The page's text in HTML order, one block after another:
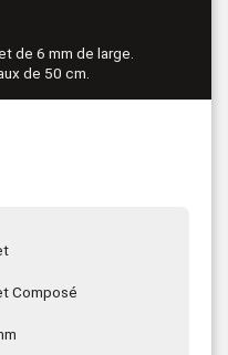
de 6 mm de large.
de 50 cm.
Composé